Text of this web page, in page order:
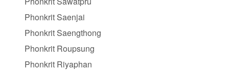
Phonkrit Saenjai
Phonkrit Saengthong
Phonkrit Roupsung
Phonkrit Riyaphan